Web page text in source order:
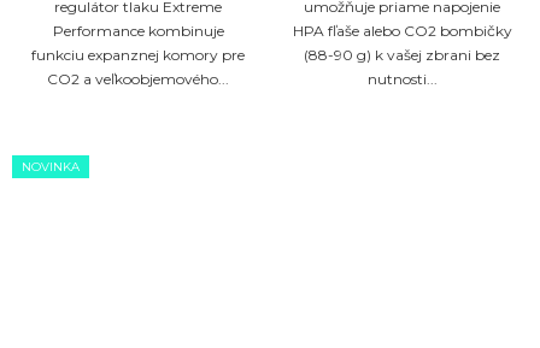
regulátor tlaku Extreme
Performance kombinuje
funkciu expanznej komory pre
CO2 a veľkoobjemového...
umožňuje priame napojenie
HPA fľaše alebo CO2 bombičky
(88-90 g) k vašej zbrani bez
nutnosti...
NOVINKA